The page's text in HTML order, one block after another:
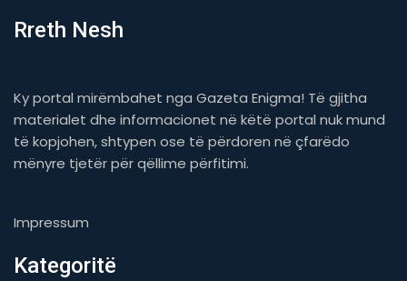
Rreth Nesh
Ky portal mirëmbahet nga Gazeta Enigma! Të gjitha
materialet dhe informacionet në këtë portal nuk mund
të kopjohen, shtypen ose të përdoren në çfarëdo
mënyre tjetër për qëllime përfitimi.
Impressum
Kategoritë